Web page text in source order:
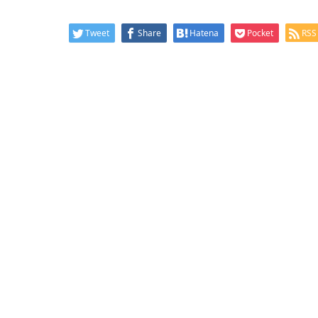
Tweet Share Hatena Pocket RSS